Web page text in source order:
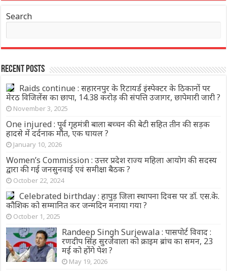
Search
Recent Posts
Raids continue : सहारनपुर के रिटायर्ड इंस्पेक्टर के ठिकानों पर
मेरठ विजिलेंस का छापा, 14.38 करोड़ की संपत्ति उजागर, छापेमारी जारी ?
November 3, 2025
One injured : पूर्व गृहमंत्री बाला बच्चन की बेटी सहित तीन की सड़क
हादसे में दर्दनाक मौत, एक घायल ?
January 10, 2026
Women’s Commission : उत्तर प्रदेश राज्य महिला आयोग की सदस्य
द्वारा की गई जनसुनवाई एवं समीक्षा बैठक ?
October 22, 2024
Celebrated birthday : हापुड़ जिला स्थापना दिवस पर डॉ. एस.के.
कौशिक को सम्मानित कर जन्मदिन मनाया गया ?
October 1, 2025
Randeep Singh Surjewala : पासपोर्ट विवाद :
रणदीप सिंह सुरजेवाला को क्राइम ब्रांच का समन, 23
मई को होंगे पेश ?
May 19, 2026